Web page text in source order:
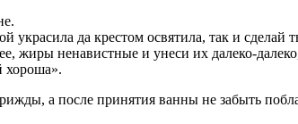
украсила да крестом освятила, так и сделай
жиры ненавистные и унеси их далеко-
хороша».
а после принятия ванны не забыть